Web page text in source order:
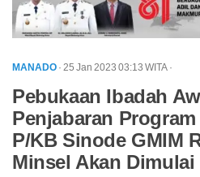
MANADO · 25 Jan 2023 03:13 WITA ·
Pebukaan Ibadah
Penjabaran
P/KB Sinode GMIM
Minsel Akan Dimulai